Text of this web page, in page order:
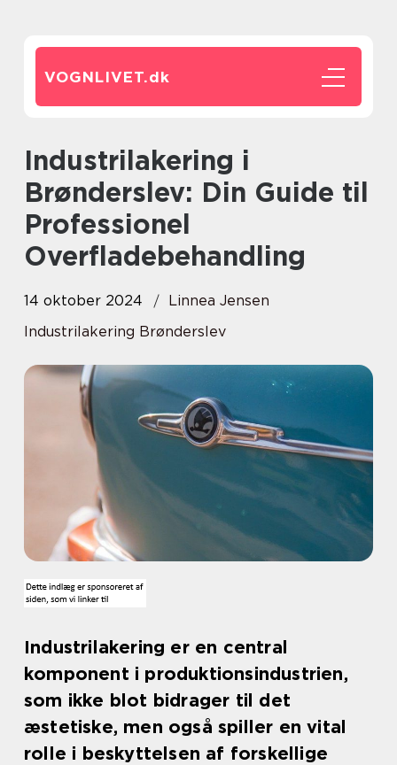
VOGNLIVET.dk
Industrilakering i
Brønderslev: Din Guide til
Professionel
Overfladebehandling
14 oktober 2024
Linnea Jensen
Industrilakering Brønderslev
Industrilakering er en central
komponent i produktionsindustrien,
som ikke blot bidrager til det
æstetiske, men også spiller en vital
rolle i beskyttelsen af forskellige